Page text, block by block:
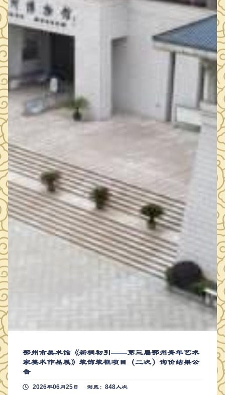
鄂州市美术馆《新桐初引——第三届鄂州青年艺术
家美术作品展》装饰装框项目（二次）询价结果公
告
2026年06月25日 浏览：848人次